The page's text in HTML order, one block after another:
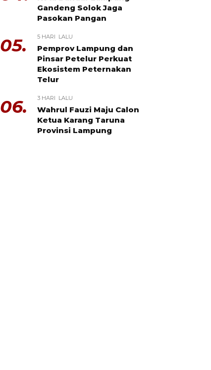
Gandeng Solok Jaga
Pasokan Pangan
05. 5 HARI LALU
Pemprov Lampung dan
Pinsar Petelur Perkuat
Ekosistem Peternakan
Telur
06. 3 HARI LALU
Wahrul Fauzi Maju Calon
Ketua Karang Taruna
Provinsi Lampung